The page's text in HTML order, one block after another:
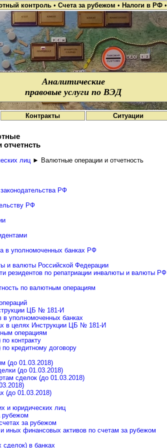
контроль • Счета за рубежом • Налоги в РФ •
Аналитические
правовые услуги по ВЭД
Контракты Ситуации
отчетнсть
лиц► Валютные операции и отчетность
РФ
РФ
в уполномоченных банках РФ
и валюты Российской Федерации
резидентов по репатриации инвалюты и валюты РФ
по валютным операциям
ЦБ № 181-И
в уполномоченных банках
в целях Инструкции ЦБ № 181-И
операциям
контракту
кредитному договору
(до 01.03.2018)
(до 01.03.2018)
сделок (до 01.03.2018)
(до 01.03.2018)
и юридических лиц
рубежом
за рубежом
иных финансовых активов по счетам за рубежом
сделок) в банках